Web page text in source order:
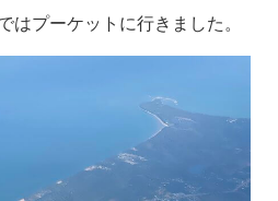
はプーケットに行きました。